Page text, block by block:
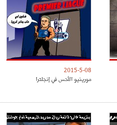
2015-5-08
مورينيو الأحس في إنجلترا